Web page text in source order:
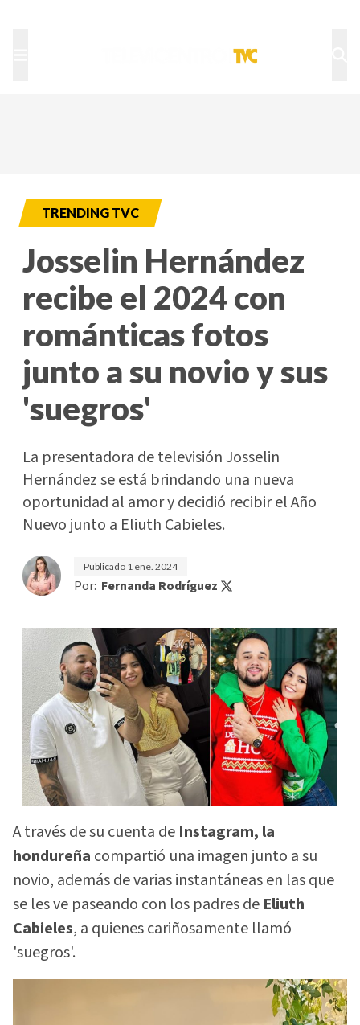
TRENDING TVC
Josselin Hernández
recibe el 2024 con
románticas fotos
junto a su novio y sus
'suegros'
La presentadora de televisión Josselin
Hernández se está brindando una nueva
oportunidad al amor y decidió recibir el Año
Nuevo junto a Eliuth Cabieles.
Publicado 1 ene. 2024
Por: Fernanda Rodríguez
A través de su cuenta de Instagram, la
hondureña compartió una imagen junto a su
novio, además de varias instantáneas en las que
se les ve paseando con los padres de Eliuth
Cabieles, a quienes cariñosamente llamó
'suegros'.